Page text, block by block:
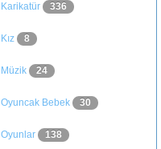
Karikatür 336
Kız 8
Müzik 24
Oyuncak Bebek 30
Oyunlar 138